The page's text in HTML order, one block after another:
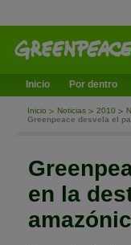
Inicio Por dentro
Inicio Noticias 2010
Greenpeace desvela el
en la